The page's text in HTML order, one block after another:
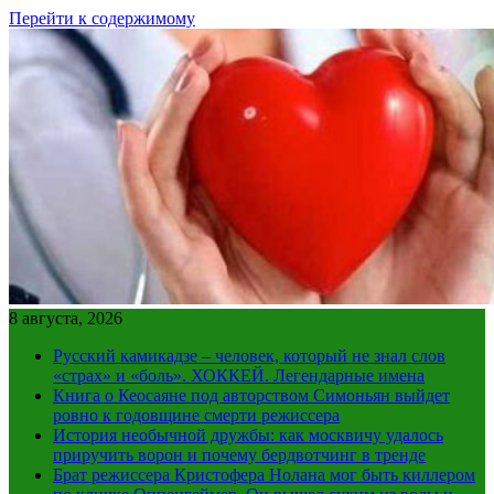
Перейти к содержимому
8 августа, 2026
Русский камикадзе – человек, который не знал слов
«страх» и «боль». ХОККЕЙ. Легендарные имена
Книга о Кеосаяне под авторством Симоньян выйдет
ровно к годовщине смерти режиссера
История необычной дружбы: как москвичу удалось
приручить ворон и почему бердвотчинг в тренде
Брат режиссера Кристофера Нолана мог быть киллером